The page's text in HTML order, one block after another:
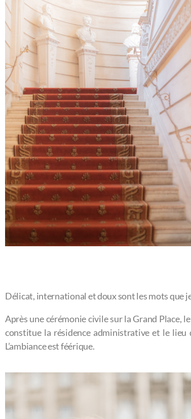
Délicat, international et doux sont les mots que
Après une cérémonie civile sur la Grand Place,
constitue la résidence administrative et le
L’ambiance est féérique.